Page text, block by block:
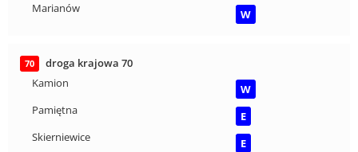
Marianów
W
70
droga krajowa 70
Kamion
W
Pamiętna
E
Skierniewice
E